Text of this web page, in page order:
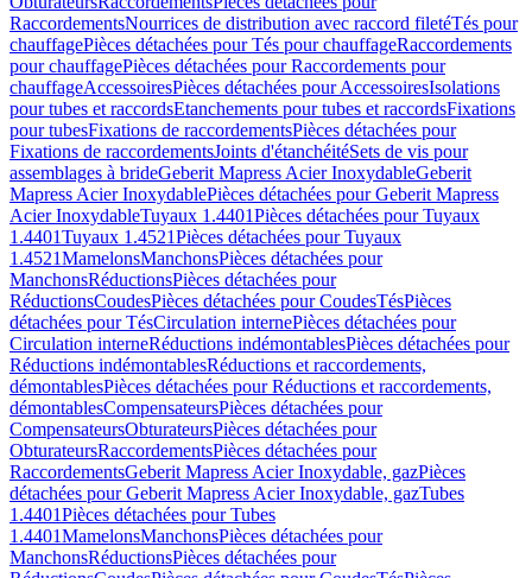
RaccordementsNourrices de distribution avec raccord filetéTés pour
chauffagePièces détachées pour Tés pour chauffageRaccordements
pour chauffagePièces détachées pour Raccordements pour
chauffageAccessoiresPièces détachées pour AccessoiresIsolations
pour tubes et raccordsEtanchements pour tubes et raccordsFixations
pour tubesFixations de raccordementsPièces détachées pour
Fixations de raccordementsJoints d'étanchéitéSets de vis pour
assemblages à brideGeberit Mapress Acier InoxydableGeberit
Mapress Acier InoxydablePièces détachées pour Geberit Mapress
Acier InoxydableTuyaux 1.4401Pièces détachées pour Tuyaux
1.4401Tuyaux 1.4521Pièces détachées pour Tuyaux
1.4521MamelonsManchonsPièces détachées pour
ManchonsRéductionsPièces détachées pour
RéductionsCoudesPièces détachées pour CoudesTésPièces
détachées pour TésCirculation internePièces détachées pour
Circulation interneRéductions indémontablesPièces détachées pour
Réductions indémontablesRéductions et raccordements,
démontablesPièces détachées pour Réductions et raccordements,
démontablesCompensateursPièces détachées pour
CompensateursObturateursPièces détachées pour
ObturateursRaccordementsPièces détachées pour
RaccordementsGeberit Mapress Acier Inoxydable, gazPièces
détachées pour Geberit Mapress Acier Inoxydable, gazTubes
1.4401Pièces détachées pour Tubes
1.4401MamelonsManchonsPièces détachées pour
ManchonsRéductionsPièces détachées pour